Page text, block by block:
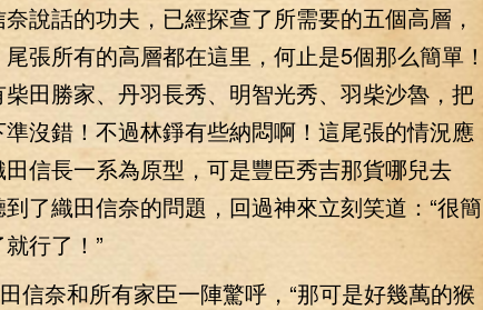
話的功夫，已經探查了所需要的五個高層，
張所有的高層都在這里，何止是5個那么簡單！
田勝家、丹羽長秀、明智光秀、羽柴沙魯，把
沒錯！不過林錚有些納悶啊！這尾張的情況應
信長一系為原型，可是豐臣秀吉那貨哪兒去
了織田信奈的問題，回過神來立刻笑道：“很簡
行了！”
奈和所有家臣一陣驚呼，“那可是好幾萬的猴